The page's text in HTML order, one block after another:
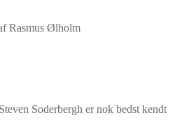
Rasmus Ølholm
Soderbergh er nok bedst kendt